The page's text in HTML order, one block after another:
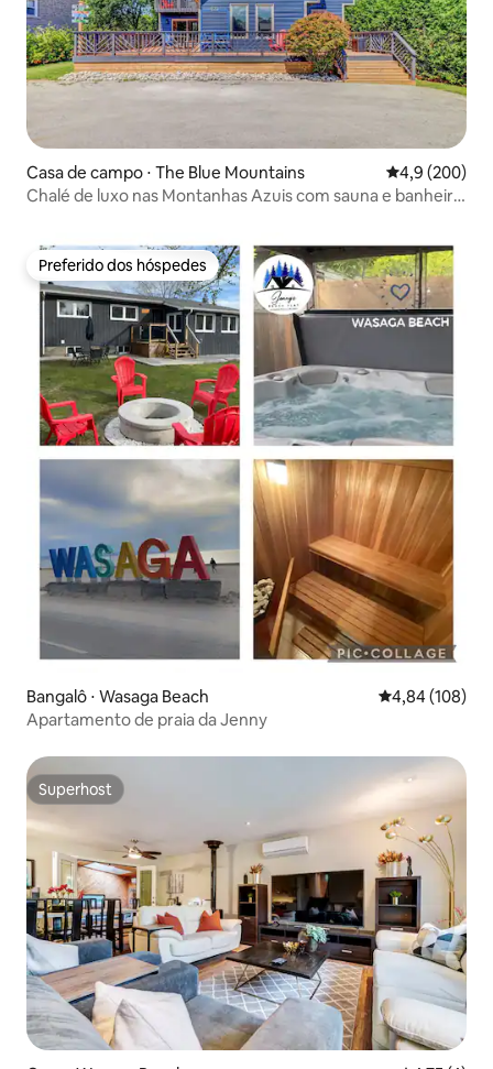
Casa de campo ⋅ The Blue Mountains 4,9 de uma
4,9 (200)
Chalé de luxo nas Montanhas Azuis com sauna e banheira
Preferido dos hóspedes
Preferido dos hóspedes
Bangalô ⋅ Wasaga Beach 4,84 de uma
4,84 (108)
Apartamento de praia da Jenny
Superhost
Superhost